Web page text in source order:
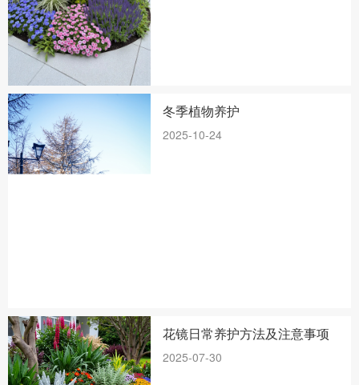
冬季植物养护
2025-10-24
花镜日常养护方法及注意事项
2025-07-30